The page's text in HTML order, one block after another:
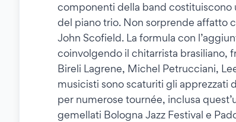
componenti della band costituiscono
del piano trio. Non sorprende affatto
John Scofield. La formula con
coinvolgendo il chitarrista brasiliano,
Bireli Lagrene, Michel Petrucciani,
musicisti sono scaturiti gli apprezzati
per numerose tournée, inclusa
gemellati Bologna Jazz Festival e